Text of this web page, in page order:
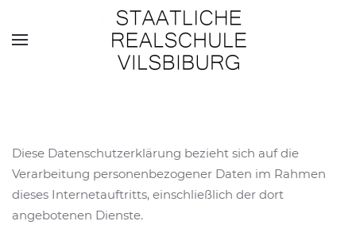
Skip to main content
Diese Datenschutzerklärung bezieht sich auf die
Verarbeitung personenbezogener Daten im Rahmen
dieses Internetauftritts, einschließlich der dort
angebotenen Dienste.